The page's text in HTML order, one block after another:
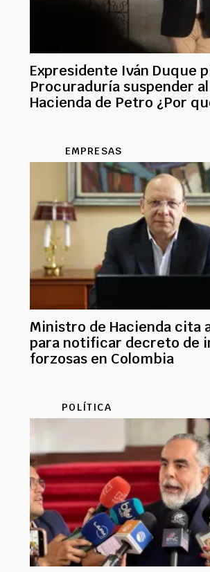
Expresidente Iván Duque
Procuraduría suspender
Hacienda de Petro ¿Por
EMPRESAS
Ministro de Hacienda cita
para notificar decreto de
forzosas en Colombia
POLÍTICA